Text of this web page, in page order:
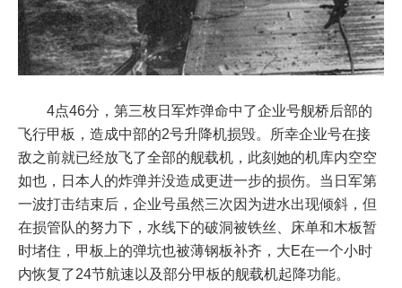
4点46分，第三枚日军炸弹命中了企业号舰桥后部的
飞行甲板，造成中部的2号升降机损毁。所幸企业号在接
敌之前就已经放飞了全部的舰载机，此刻她的机库内空空
如也，日本人的炸弹并没造成更进一步的损伤。当日军第
一波打击结束后，企业号虽然三次因为进水出现倾斜，但
在损管队的努力下，水线下的破洞被铁丝、床单和木板暂
时堵住，甲板上的弹坑也被薄钢板补齐，大E在一个小时
内恢复了24节航速以及部分甲板的舰载机起降功能。